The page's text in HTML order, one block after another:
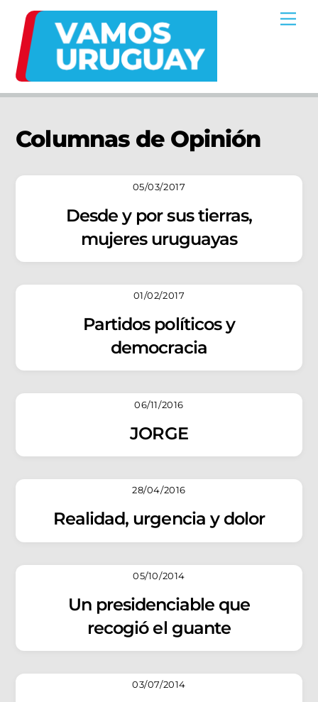
content
Columnas de Opinión
05/03/2017
Desde y por sus tierras,
mujeres uruguayas
01/02/2017
Partidos políticos y
democracia
06/11/2016
JORGE
28/04/2016
Realidad, urgencia y dolor
05/10/2014
Un presidenciable que
recogió el guante
03/07/2014